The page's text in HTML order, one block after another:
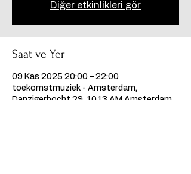
Diğer etkinlikleri gör
Saat ve Yer
09 Kas 2025 20:00 – 22:00
toekomstmuziek - Amsterdam,
Danzigerbocht 29, 1013 AM Amsterdam,